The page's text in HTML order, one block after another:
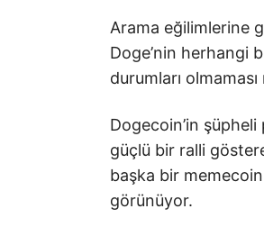
Arama eğilimlerine
Doge’nin herhangi
durumları
Dogecoin’in şüpheli
güçlü bir ralli
başka bir
görünüyor.